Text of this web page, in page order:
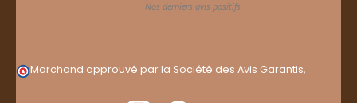
Marchand approuvé par la Société des Avis Garantis,
.